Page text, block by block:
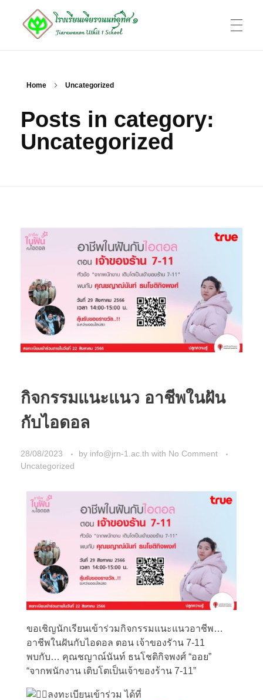
ทำเนียบบุคลากร
Home Uncategorized
Posts in category:
Uncategorized
กิจกรรมแนะแนว อาชีพในฝัน
กับไอดอล
28/08/2023 by info@jrn-1.ac.th with No Comment
Uncategorized
ขอเชิญนักเรียนเข้าร่วมกิจกรรมแนะแนวอาชีพ…
อาชีพในฝันกับไอดอล ตอน เจ้าของรัาน 7-11
พบกับ… คุณชญาณ์นันท์ ธนโชติกิจพงศ์ “ออย”
“จากพนักงาน เติบโตเป็นเจ้าของร้าน 7-11”
ลงทะเบียนเข้าร่วม ได้ที่